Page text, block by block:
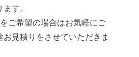
す。
ご希望の場合はお気軽にご
見積りをさせていただきま